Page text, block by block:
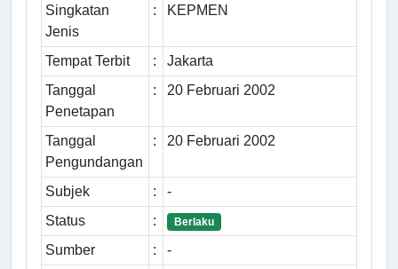
Singkatan
Jenis
: KEPMEN
Tempat Terbit :
Jakarta
Tanggal
Penetapan
: 20 Februari 2002
Tanggal
Pengundangan
: 20 Februari 2002
Subjek :
-
Status
: Berlaku
Sumber : -